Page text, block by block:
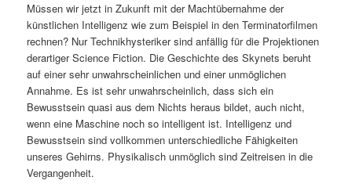
Müssen wir jetzt in Zukunft mit der Machtübernahme der
künstlichen Intelligenz wie zum Beispiel in den Terminatorfilmen
rechnen? Nur Technikhysteriker sind anfällig für die Projektionen
derartiger Science Fiction. Die Geschichte des Skynets beruht
auf einer sehr unwahrscheinlichen und einer unmöglichen
Annahme. Es ist sehr unwahrscheinlich, dass sich ein
Bewusstsein quasi aus dem Nichts heraus bildet, auch nicht,
wenn eine Maschine noch so intelligent ist. Intelligenz und
Bewusstsein sind vollkommen unterschiedliche Fähigkeiten
unseres Gehirns. Physikalisch unmöglich sind Zeitreisen in die
Vergangenheit.